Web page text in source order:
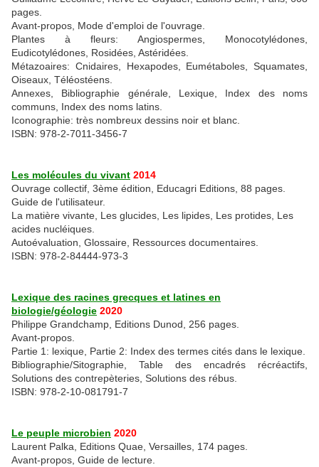
pages.
Avant-propos, Mode d'emploi de l'ouvrage.
Plantes à fleurs: Angiospermes, Monocotylédones,
Eudicotylédones, Rosidées, Astéridées.
Métazoaires: Cnidaires, Hexapodes, Eumétaboles, Squamates,
Oiseaux, Téléostéens.
Annexes, Bibliographie générale, Lexique, Index des noms
communs, Index des noms latins.
Iconographie: très nombreux dessins noir et blanc.
ISBN: 978-2-7011-3456-7
Les molécules du vivant 2014
Ouvrage collectif, 3ème édition, Educagri Editions, 88 pages.
Guide de l'utilisateur.
La matière vivante, Les glucides, Les lipides, Les protides, Les
acides nucléiques.
Autoévaluation, Glossaire, Ressources documentaires.
ISBN: 978-2-84444-973-3
Lexique des racines grecques et latines en
biologie/géologie 2020
Philippe Grandchamp, Editions Dunod, 256 pages.
Avant-propos.
Partie 1: lexique, Partie 2: Index des termes cités dans le lexique.
Bibliographie/Sitographie, Table des encadrés récréactifs,
Solutions des contrepèteries, Solutions des rébus.
ISBN: 978-2-10-081791-7
Le peuple microbien 2020
Laurent Palka, Editions Quae, Versailles, 174 pages.
Avant-propos, Guide de lecture.